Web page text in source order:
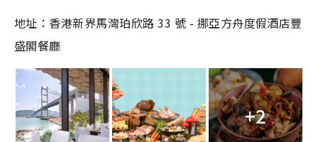
地址：香港新界馬灣珀欣路 33 號 - 挪亞方舟度假酒店豐
盛閣餐廳
+2